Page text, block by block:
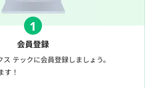
1
会員登録
テックに会員登録しましょう。
す！